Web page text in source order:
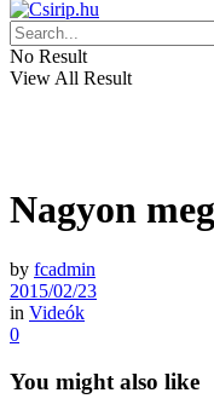
No Result
View All Result
Nagyon
by fcadmin
2015/02/23
in Videók
0
You might also like